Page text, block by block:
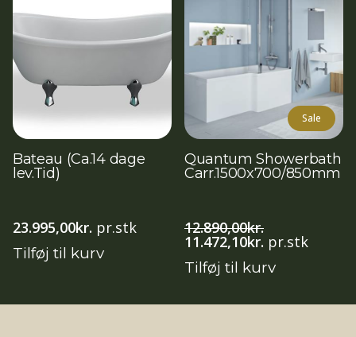
Bateau (Ca.14 dage
lev.Tid)
23.995,00kr. pr.stk
Tilføj til kurv
Sale
Quantum Showerbath
Carr.1500x700/850mm
12.890,00kr.
Den
oprindelige
pris
11.472,10kr. Den
aktuelle
pris
pr.stk
Tilføj til kurv